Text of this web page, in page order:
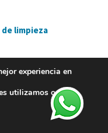
limpieza
Aviso Legal
de cookies
experiencia en
utilizamos o